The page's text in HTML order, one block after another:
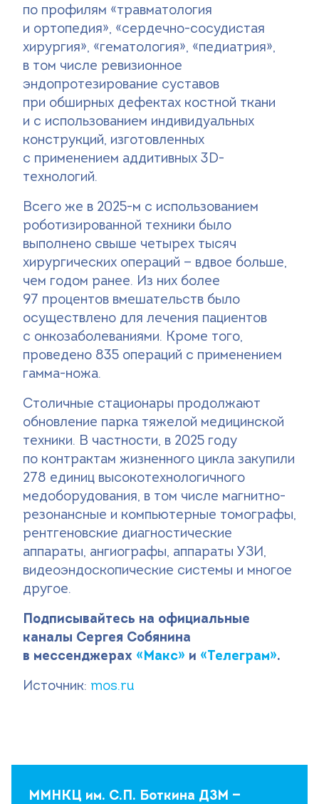
по профилям «травматология
и ортопедия», «сердечно-сосудистая
хирургия», «гематология», «педиатрия»,
в том числе ревизионное
эндопротезирование суставов
при обширных дефектах костной ткани
и с использованием индивидуальных
конструкций, изготовленных
с применением аддитивных 3D-
технологий.
Всего же в 2025-м с использованием
роботизированной техники было
выполнено свыше четырех тысяч
хирургических операций — вдвое больше,
чем годом ранее. Из них более
97 процентов вмешательств было
осуществлено для лечения пациентов
с онкозаболеваниями. Кроме того,
проведено 835 операций с применением
гамма-ножа.
Столичные стационары продолжают
обновление парка тяжелой медицинской
техники. В частности, в 2025 году
по контрактам жизненного цикла закупили
278 единиц высокотехнологичного
медоборудования, в том числе магнитно-
резонансные и компьютерные томографы,
рентгеновские диагностические
аппараты, ангиографы, аппараты УЗИ,
видеоэндоскопические системы и многое
другое.
Подписывайтесь на официальные
каналы Сергея Собянина
в мессенджерах «Макс» и «Телеграм».
Источник: mos.ru
ММНКЦ им. С.П. Боткина ДЗМ —